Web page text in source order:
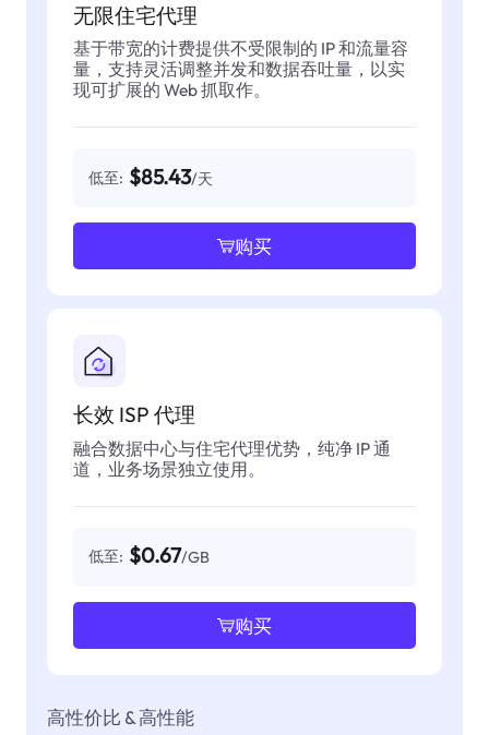
无限住宅代理
基于带宽的计费提供不受限制的 IP 和流量容
量，支持灵活调整并发和数据吞吐量，以实
现可扩展的 Web 抓取作。
低至: $85.43/天
购买
长效 ISP 代理
融合数据中心与住宅代理优势，纯净 IP 通
道，业务场景独立使用。
低至: $0.67/GB
购买
高性价比 & 高性能